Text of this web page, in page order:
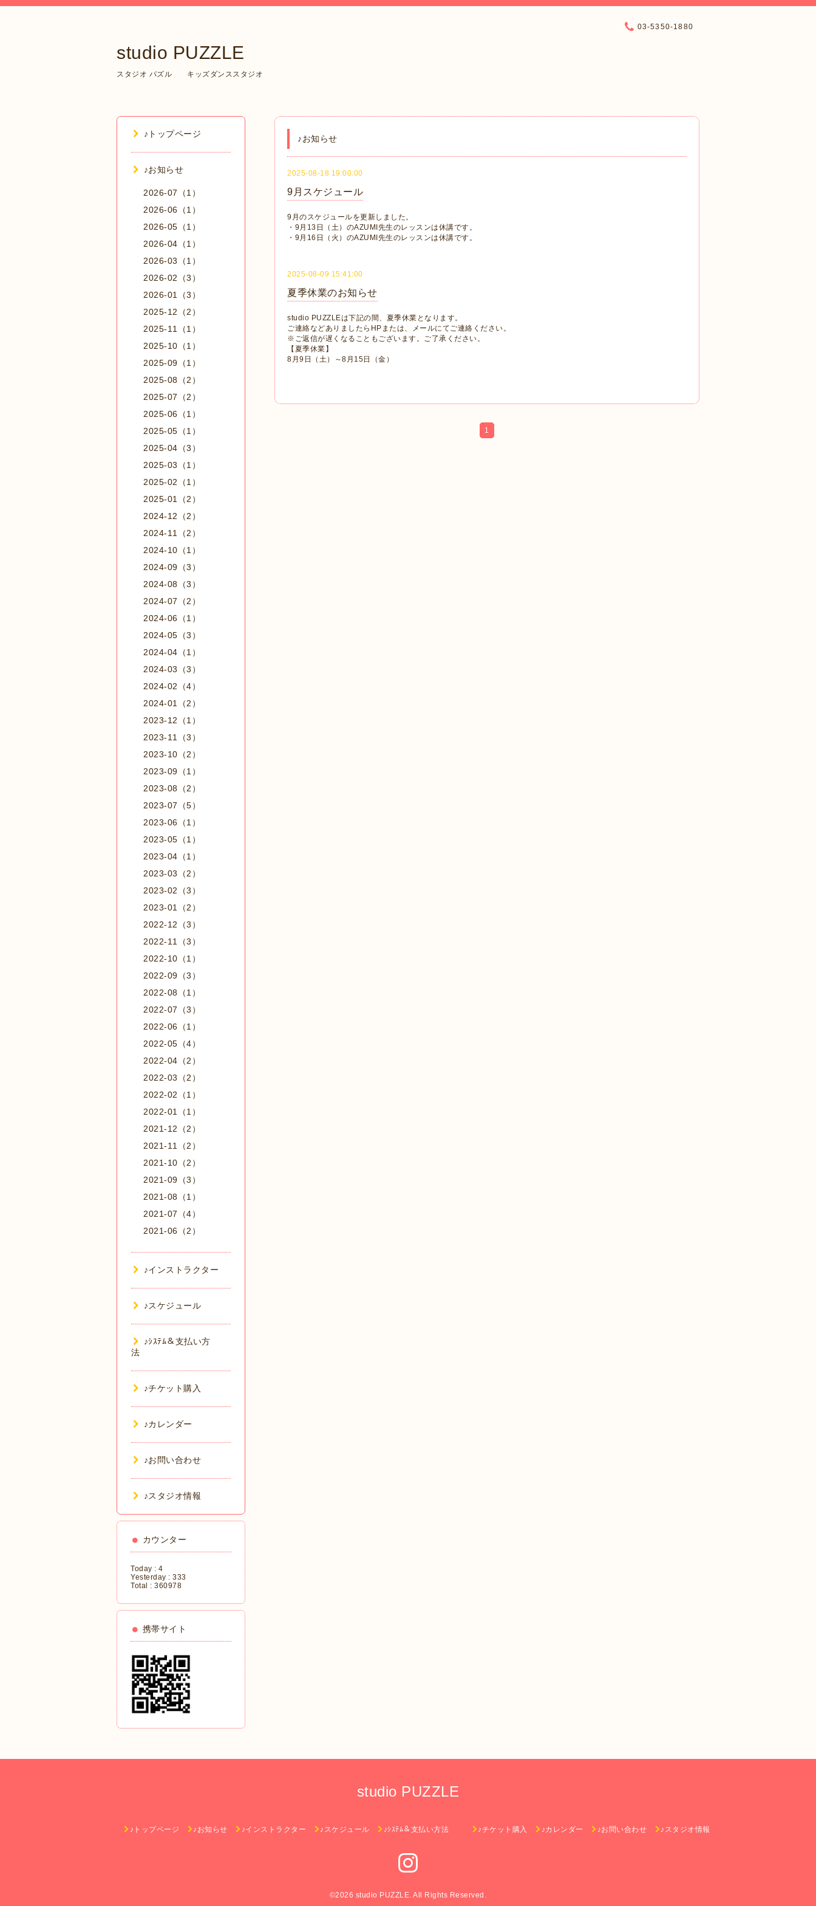
studio PUZZLE
スタジオ パズル キッズダンススタジオ
03-5350-1880
♪お知らせ
2025-08-18 19:00:00
9月スケジュール
9月のスケジュールを更新しました。
・9月13日（土）のAZUMI先生のレッスンは休講です。
・9月16日（火）のAZUMI先生のレッスンは休講です。
2025-08-09 15:41:00
夏季休業のお知らせ
studio PUZZLEは下記の間、夏季休業となります。
ご連絡などありましたらHPまたは、メールにてご連絡ください。
※ご返信が遅くなることもございます。ご了承ください。
【夏季休業】
8月9日（土）～8月15日（金）
1
♪トップページ
♪お知らせ
2026-07（1）
2026-06（1）
2026-05（1）
2026-04（1）
2026-03（1）
2026-02（3）
2026-01（3）
2025-12（2）
2025-11（1）
2025-10（1）
2025-09（1）
2025-08（2）
2025-07（2）
2025-06（1）
2025-05（1）
2025-04（3）
2025-03（1）
2025-02（1）
2025-01（2）
2024-12（2）
2024-11（2）
2024-10（1）
2024-09（3）
2024-08（3）
2024-07（2）
2024-06（1）
2024-05（3）
2024-04（1）
2024-03（3）
2024-02（4）
2024-01（2）
2023-12（1）
2023-11（3）
2023-10（2）
2023-09（1）
2023-08（2）
2023-07（5）
2023-06（1）
2023-05（1）
2023-04（1）
2023-03（2）
2023-02（3）
2023-01（2）
2022-12（3）
2022-11（3）
2022-10（1）
2022-09（3）
2022-08（1）
2022-07（3）
2022-06（1）
2022-05（4）
2022-04（2）
2022-03（2）
2022-02（1）
2022-01（1）
2021-12（2）
2021-11（2）
2021-10（2）
2021-09（3）
2021-08（1）
2021-07（4）
2021-06（2）
♪インストラクター
♪スケジュール
♪ｼｽﾃﾑ＆支払い方
法
♪チケット購入
♪カレンダー
♪お問い合わせ
♪スタジオ情報
カウンター
Today : 4
Yesterday : 333
Total : 360978
携帯サイト
studio PUZZLE
♪トップページ ♪お知らせ ♪インストラクター ♪スケジュール ♪ｼｽﾃﾑ＆支払い方法 ♪チケット購入 ♪カレンダー ♪お問い合わせ ♪スタジオ情報
©2026 studio PUZZLE. All Rights Reserved.